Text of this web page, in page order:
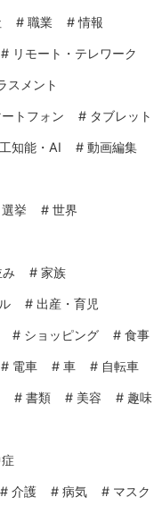
# 職業 #情報
# リモート・テレワーク
スメント
トフォン # タブレット
知能・AI # 動画編集
挙 # 世界
# 家族
# 出産・育児
# ショッピング # 食事
# 電車 # 車 # 自転車
# 書類 # 美容 # 趣味
# 介護 # 病気 # マスク